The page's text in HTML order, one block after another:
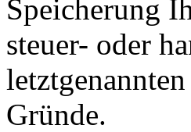
Speicherung
steuer- oder
Grün­de.